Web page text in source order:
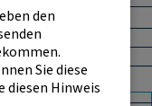
der EU
den
Sie diese
diesen Hinweis